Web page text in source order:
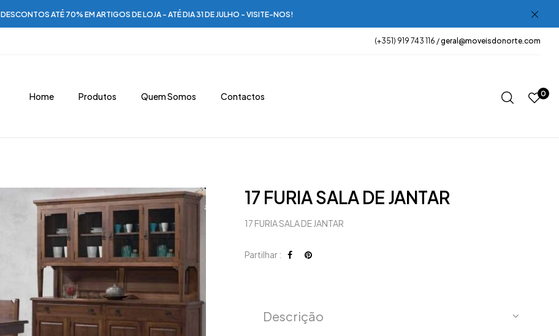
DESCONTOS ATÉ 70% EM ARTIGOS DE LOJA - ATÉ DIA 31 DE JULHO - VISITE-NOS!
(+351) 919 743 116 /geral@moveisdonorte.com
Home Produtos Quem Somos Contactos 0
17 FURIA SALA DE JANTAR
17 FURIA SALA DE JANTAR
Partilhar :
Descrição